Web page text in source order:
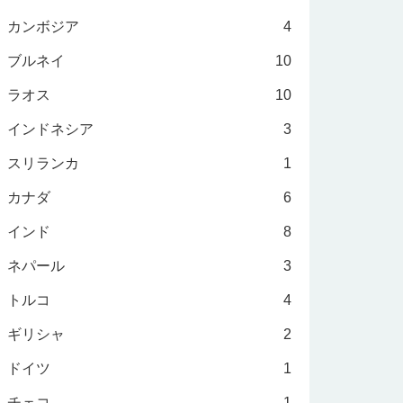
カンボジア 4
ブルネイ 10
ラオス 10
インドネシア 3
スリランカ 1
カナダ 6
インド 8
ネパール 3
トルコ 4
ギリシャ 2
ドイツ 1